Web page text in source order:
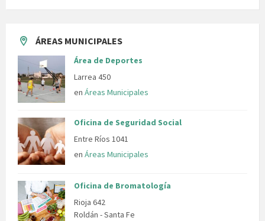
ÁREAS MUNICIPALES
Área de Deportes
Larrea 450
en Áreas Municipales
Oficina de Seguridad Social
Entre Ríos 1041
en Áreas Municipales
Oficina de Bromatología
Rioja 642
Roldán - Santa Fe